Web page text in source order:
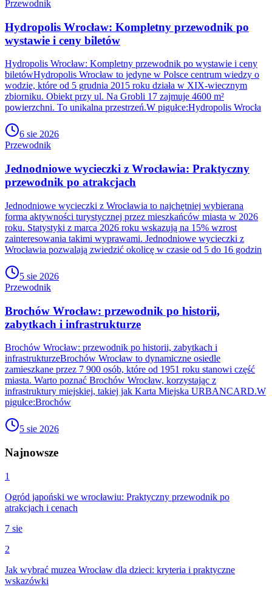
Przewodnik
Hydropolis Wrocław: Kompletny przewodnik po
wystawie i ceny biletów
Hydropolis Wrocław: Kompletny przewodnik po wystawie i ceny
biletówHydropolis Wrocław to jedyne w Polsce centrum wiedzy o
wodzie, które od 5 grudnia 2015 roku działa w XIX-wiecznym
zbiorniku. Obiekt przy ul. Na Grobli 17 zajmuje 4600 m²
powierzchni. To unikalna przestrzeń.W pigułce:Hydropolis Wrocła
6 sie 2026
Przewodnik
Jednodniowe wycieczki z Wrocławia: Praktyczny
przewodnik po atrakcjach
Jednodniowe wycieczki z Wrocławia to najchętniej wybierana
forma aktywności turystycznej przez mieszkańców miasta w 2026
roku. Statystyki z marca 2026 roku wskazują na 15% wzrost
zainteresowania takimi wyprawami. Jednodniowe wycieczki z
Wrocławia pozwalają zwiedzić okolicę w czasie od 5 do 16 godzin
5 sie 2026
Przewodnik
Brochów Wrocław: przewodnik po historii,
zabytkach i infrastrukturze
Brochów Wrocław: przewodnik po historii, zabytkach i
infrastrukturzeBrochów Wrocław to dynamiczne osiedle
zamieszkane przez 7 900 osób, które od 1951 roku stanowi część
miasta. Warto poznać Brochów Wrocław, korzystając z
infrastruktury miejskiej, takiej jak Karta Miejska URBANCARD.W
pigułce:Brochów
5 sie 2026
Najnowsze
1
Ogród japoński we wrocławiu: Praktyczny przewodnik po
atrakcjach i cenach
7 sie
2
Jak wybrać muzea Wrocław dla dzieci: kryteria i praktyczne
wskazówki